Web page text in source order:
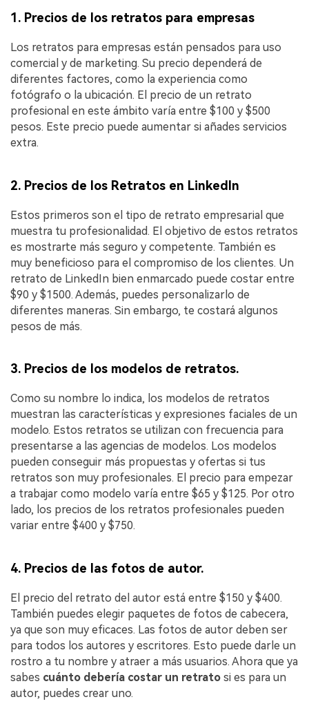
1. Precios de los retratos para empresas
Los retratos para empresas están pensados para uso
comercial y de marketing. Su precio dependerá de
diferentes factores, como la experiencia como
fotógrafo o la ubicación. El precio de un retrato
profesional en este ámbito varía entre $100 y $500
pesos. Este precio puede aumentar si añades servicios
extra.
2. Precios de los Retratos en LinkedIn
Estos primeros son el tipo de retrato empresarial que
muestra tu profesionalidad. El objetivo de estos retratos
es mostrarte más seguro y competente. También es
muy beneficioso para el compromiso de los clientes. Un
retrato de LinkedIn bien enmarcado puede costar entre
$90 y $1500. Además, puedes personalizarlo de
diferentes maneras. Sin embargo, te costará algunos
pesos de más.
3. Precios de los modelos de retratos.
Como su nombre lo indica, los modelos de retratos
muestran las características y expresiones faciales de un
modelo. Estos retratos se utilizan con frecuencia para
presentarse a las agencias de modelos. Los modelos
pueden conseguir más propuestas y ofertas si tus
retratos son muy profesionales. El precio para empezar
a trabajar como modelo varía entre $65 y $125. Por otro
lado, los precios de los retratos profesionales pueden
variar entre $400 y $750.
4. Precios de las fotos de autor.
El precio del retrato del autor está entre $150 y $400.
También puedes elegir paquetes de fotos de cabecera,
ya que son muy eficaces. Las fotos de autor deben ser
para todos los autores y escritores. Esto puede darle un
rostro a tu nombre y atraer a más usuarios. Ahora que ya
sabes cuánto debería costar un retrato si es para un
autor, puedes crear uno.